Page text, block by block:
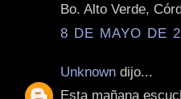
Bo. Alto Verde,
8 DE MAYO DE
Unknown dijo...
Esta mañana